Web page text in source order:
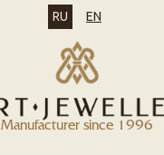
Manufacturer since 1996
RU EN